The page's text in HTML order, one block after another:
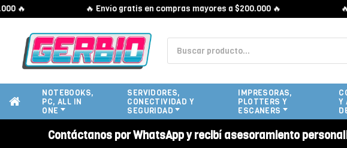
🔥 🔥 Envío gratis en compras mayores a $200.000 🔥 🔥
NOTEBOOKS,
PC, ALL IN
ONE
SERVIDORES,
CONECTIVIDAD Y
SEGURIDAD
IMPRESORAS,
PLOTTERS Y
ESCANERS
Y
Contáctanos por WhatsApp y recibí asesoramiento